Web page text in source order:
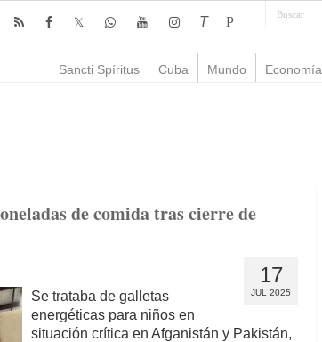
T P
Sancti Spíritus Cuba Mundo Economía
de comida tras cierre de
17
JUL 2025
Se trataba de galletas
energéticas para niños en
situación crítica en Afganistán y Pakistán,